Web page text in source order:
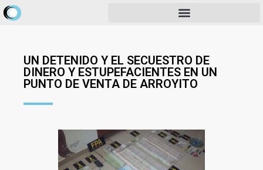
UN DETENIDO Y EL SECUESTRO DE
DINERO Y ESTUPEFACIENTES EN UN
PUNTO DE VENTA DE ARROYITO